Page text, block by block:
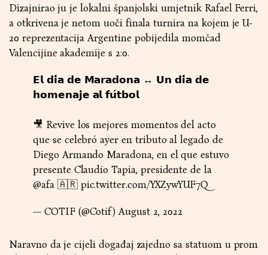
Dizajnirao ju je lokalni španjolski umjetnik Rafael Ferri,
a otkrivena je netom uoči finala turnira na kojem je U-
20 reprezentacija Argentine pobijedila momčad
Valencijine akademije s 2:0.
𝗘𝗹 𝗱𝗶́𝗮 𝗱𝗲 𝗠𝗮𝗿𝗮𝗱𝗼𝗻𝗮 ↔️ 𝗨𝗻 𝗱𝗶́𝗮 𝗱𝗲
𝗵𝗼𝗺𝗲𝗻𝗮𝗷𝗲 𝗮𝗹 𝗳𝘂́𝘁𝗯𝗼𝗹
🎥 Revive los mejores momentos del acto
que se celebró ayer en tributo al legado de
Diego Armando Maradona, en el que estuvo
presente Claudio Tapia, presidente de la
@afa🇦🇷 pic.twitter.com/YXZywYUF7Q
— COTIF (@Cotif)August 2, 2022
Naravno da je cijeli događaj zajedno sa statuom u prom